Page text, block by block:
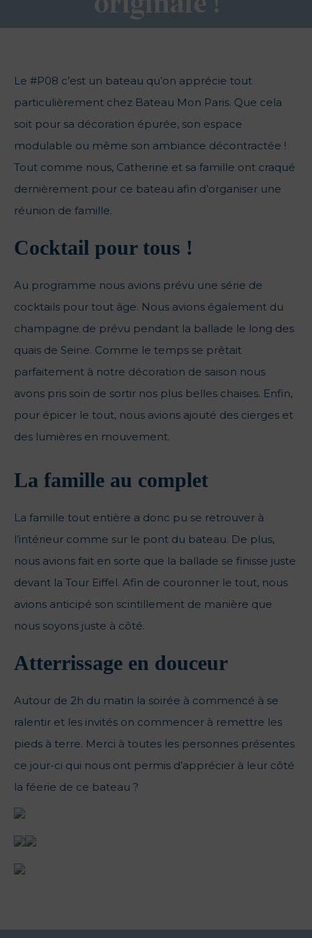
Le #P08 c’est un bateau qu’on apprécie tout
particulièrement chez Bateau Mon Paris. Que cela
soit pour sa décoration épurée, son espace
modulable ou même son ambiance décontractée !
Tout comme nous, Catherine et sa famille ont craqué
dernièrement pour ce bateau afin d’organiser une
réunion de famille.
Cocktail pour tous !
Au programme nous avions prévu une série de
cocktails pour tout âge. Nous avions également du
champagne de prévu pendant la ballade le long des
quais de Seine. Comme le temps se prêtait
parfaitement à notre décoration de saison nous
avons pris soin de sortir nos plus belles chaises. Enfin,
pour épicer le tout, nous avions ajouté des cierges et
des lumières en mouvement.
La famille au complet
La famille tout entière a donc pu se retrouver à
l’intérieur comme sur le pont du bateau. De plus,
nous avions fait en sorte que la ballade se finisse juste
devant la Tour Eiffel. Afin de couronner le tout, nous
avions anticipé son scintillement de manière que
nous soyons juste à côté.
Atterrissage en douceur
Autour de 2h du matin la soirée à commencé à se
ralentir et les invités on commencer à remettre les
pieds à terre. Merci à toutes les personnes présentes
ce jour-ci qui nous ont permis d’apprécier à leur côté
la féerie de ce bateau ?